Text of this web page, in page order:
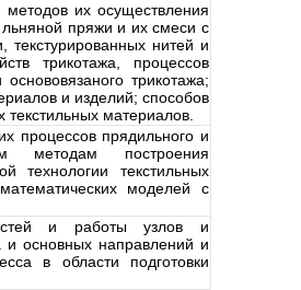
методов их осуществления
пряжи и их смеси с
текстурированных нитей и
трикотажа, процессов
трикотажа;
и изделий; способов
текстильных материалов.
процессов прядильного и
методам построения
технологии текстильных
моделей с
и работы узлов и
и основных направлений и
в области подготовки